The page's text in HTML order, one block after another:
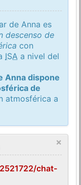
de Anna es
descenso de
con
ISA a nivel del
Anna dispone
de
atmosférica a
×
chat-